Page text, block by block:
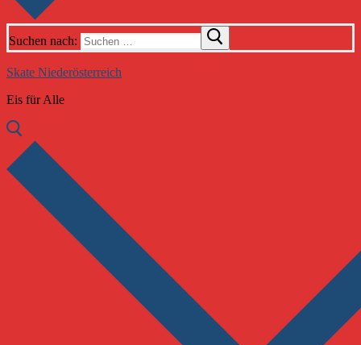
Suchen nach:
Skate Niederösterreich
Eis für Alle